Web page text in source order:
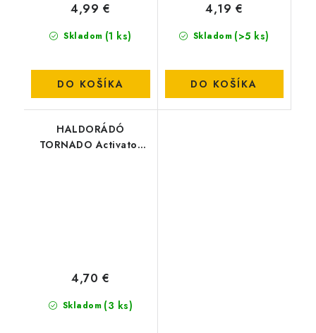
Skladom (1 ks)
4,99 €
DO KOŠÍKA
Skladom (>5 ks)
4,19 €
DO KOŠÍKA
HALDORÁDÓ
TORNADO Activator
Skladom (3 ks)
4,70 €